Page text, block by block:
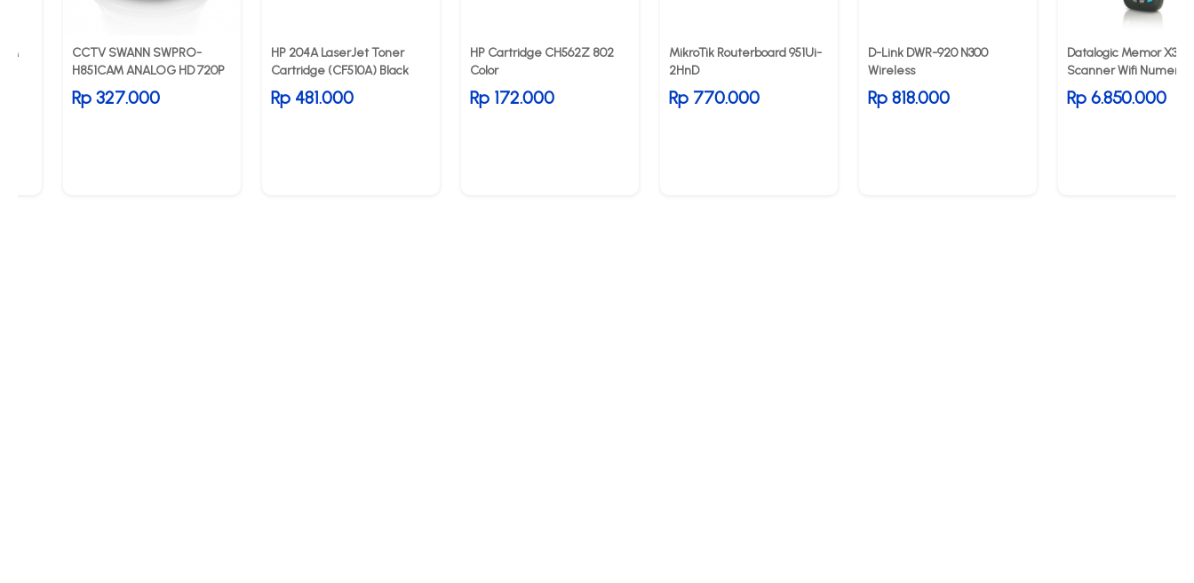
CCTV SWANN SWPRO-
H851CAM ANALOG HD 720P
Rp 327.000
HP 204A LaserJet Toner
Cartridge (CF510A) Black
Rp 481.000
HP Cartridge CH562Z 802
Color
Rp 172.000
MikroTik Routerboard 951Ui-
2HnD
Rp 770.000
D-Link DWR-920 N300
Wireless
Rp 818.000
Datalogic Memor X3 2D
Scanner Wifi Numeric
Rp 6.850.000